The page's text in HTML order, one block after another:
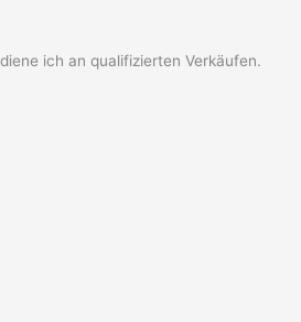
ich an qualifizierten Verkäufen.